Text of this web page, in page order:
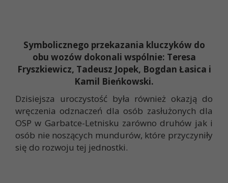
Symbolicznego przekazania kluczyków do
obu wozów dokonali wspólnie: Teresa
Fryszkiewicz, Tadeusz Jopek, Bogdan Łasica i
Kamil Bieńkowski.
Dzisiejsza uroczystość była również okazją do
wręczenia odznaczeń dla osób zasłużonych dla
OSP w Garbatce-Letnisku zarówno druhów jak i
osób nie noszących mundurów, które przyczyniły
się do rozwoju tej jednostki.